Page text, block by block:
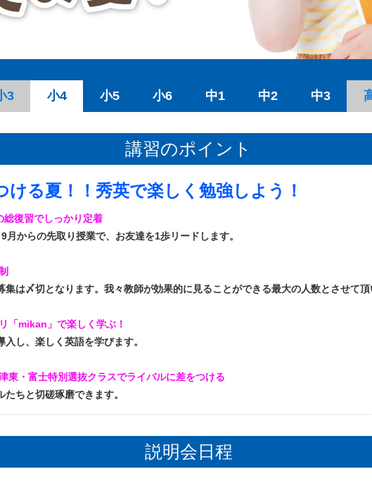
3 小4 小5 小6 中1 中2 中3
講習のポイント
ける夏！！秀英で楽しく勉強しよう！
復習でしっかり定着
からの先取り授業で、お友達を1歩リードします。
は〆切となります。我々教師が効果的に見ることができる最大の人数とさせて頂
「mikan」で楽しく学ぶ！
し、楽しく英語を学びます。
東・富士特別選抜クラスでライバルに差をつける
ちと切磋琢磨できます。
説明会日程